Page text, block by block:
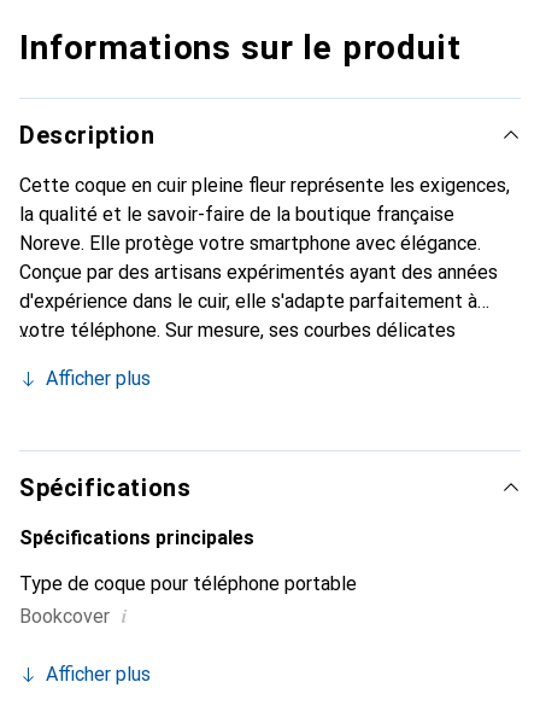
Informations sur le produit
Description
Cette coque en cuir pleine fleur représente les exigences,
la qualité et le savoir-faire de la boutique française
Noreve. Elle protège votre smartphone avec élégance.
Conçue par des artisans expérimentés ayant des années
d'expérience dans le cuir, elle s'adapte parfaitement à
votre téléphone. Sur mesure, ses courbes délicates
l'accessoire chic et indispensable pour votre smartphone.
ses produits de haute qualité et constitue un choix fiable
pour une clientèle exigeante.
Afficher plus
Spécifications
Spécifications principales
Type de coque pour téléphone portable
Bookcover i
Afficher plus